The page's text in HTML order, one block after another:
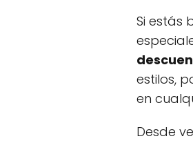
Si estás
estilos,
en
Desde